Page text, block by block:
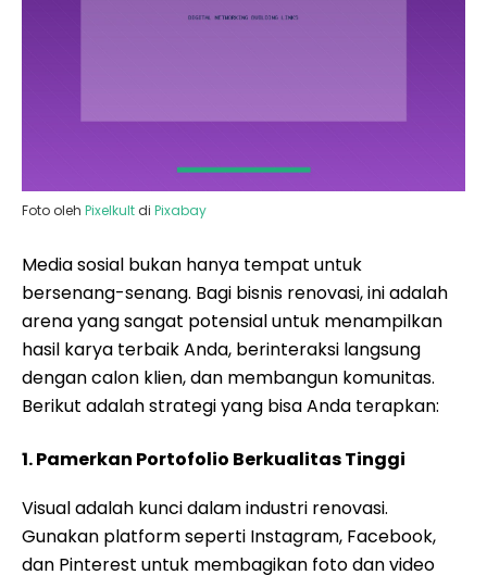
Foto oleh Pixelkult di Pixabay
Media sosial bukan hanya tempat untuk
bersenang-senang. Bagi bisnis renovasi, ini adalah
arena yang sangat potensial untuk menampilkan
hasil karya terbaik Anda, berinteraksi langsung
dengan calon klien, dan membangun komunitas.
Berikut adalah strategi yang bisa Anda terapkan:
1. Pamerkan Portofolio Berkualitas Tinggi
Visual adalah kunci dalam industri renovasi.
Gunakan platform seperti Instagram, Facebook,
dan Pinterest untuk membagikan foto dan video